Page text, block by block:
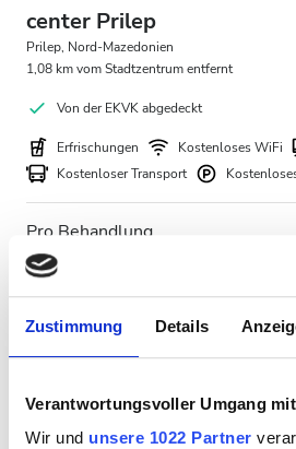
Zustimmung Details
Verantwortungsvoller Umgang
Wir und unsere 1022 Partner
center Prilep
Prilep, Nord-Mazedonien
1,08 km vom Stadtzentrum entfernt
Von der EKVK abgedeckt
Erfrischungen Kostenloses WiFi
Kostenloser Transport
Pro Behandlung
HD-Dialyse 200 €
HDF-Dialyse 400 €